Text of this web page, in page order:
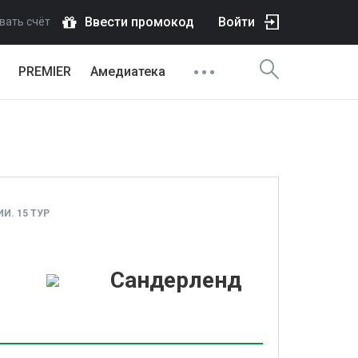
счёт Ввести промокод Войти
PREMIER Амедиатека
15 ТУР
Сандерленд